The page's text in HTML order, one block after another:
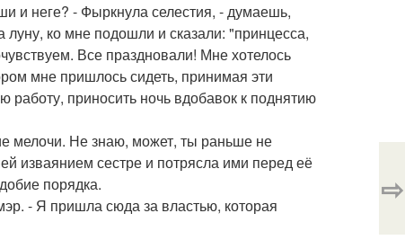
и неге? - Фыркнула селестия, - думаешь,
ко мне подошли и сказали: "принцесса,
Все праздновали! Мне хотелось
мне пришлось сидеть, принимая эти
приносить ночь вдобавок к поднятию
мелочи. Не знаю, может, ты раньше не
изваянием сестре и потрясла ими перед её
порядка.
- Я пришла сюда за властью, которая
⇨